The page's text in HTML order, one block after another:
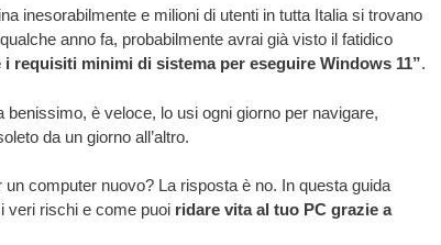
inesorabilmente e milioni di utenti in tutta Italia si trovano
anno fa, probabilmente avrai già visto il fatidico
requisiti minimi di sistema per eseguire Windows 11”.
è veloce, lo usi ogni giorno per navigare,
da un giorno all’altro.
computer nuovo? La risposta è no. In questa guida
veri rischi e come puoi ridare vita al tuo PC grazie a